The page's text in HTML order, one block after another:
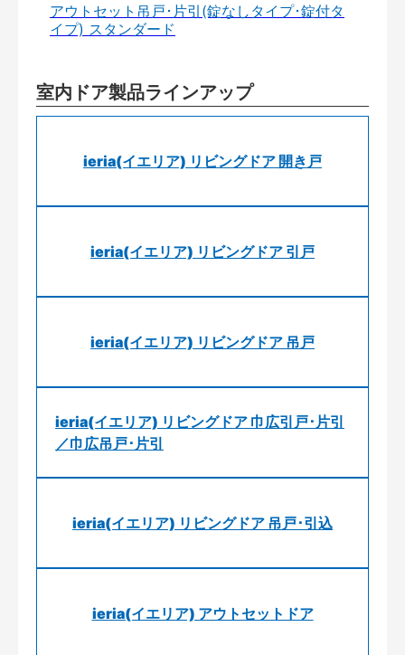
アウトセット吊戸･片引(錠なしタイプ･錠付タ
イプ) スタンダード
室内ドア製品ラインアップ
ieria(イエリア) リビングドア 開き戸
ieria(イエリア) リビングドア 引戸
ieria(イエリア) リビングドア 吊戸
ieria(イエリア) リビングドア 巾広引戸･片引
／巾広吊戸･片引
ieria(イエリア) リビングドア 吊戸･引込
ieria(イエリア) アウトセットドア